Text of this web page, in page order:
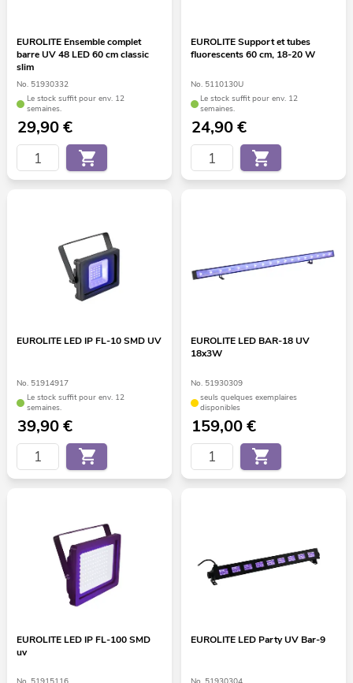
EUROLITE Ensemble complet
barre UV 48 LED 60 cm classic
slim
No. 51930332
Le stock suffit pour env. 12
semaines.
29,90€
EUROLITE Support et tubes
fluorescents 60 cm, 18-20 W
No. 5110130U
Le stock suffit pour env. 12
semaines.
24,90€
EUROLITE LED IP FL-10 SMD UV
No. 51914917
Le stock suffit pour env. 12
semaines.
39,90€
EUROLITE LED BAR-18 UV
18x3W
No. 51930309
seuls quelques exemplaires
disponibles
159,00€
EUROLITE LED IP FL-100 SMD
uv
EUROLITE LED Party UV Bar-9